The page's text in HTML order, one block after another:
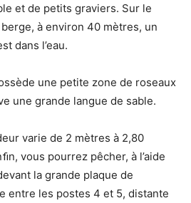
et de petits graviers. Sur le
à environ 40 mètres, un
dans l’eau.
une petite zone de roseaux
une grande langue de sable.
varie de 2 mètres à 2,80
vous pourrez pêcher, à l’aide
la grande plaque de
entre les postes 4 et 5, distante